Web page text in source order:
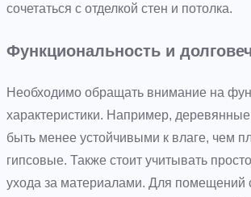
сочетаться с отделкой стен и потолка.
Функциональность и
Необходимо обращать внимание на
характеристики. Например,
быть менее устойчивыми к влаге, чем
гипсовые. Также стоит учитывать
ухода за материалами. Для помещений